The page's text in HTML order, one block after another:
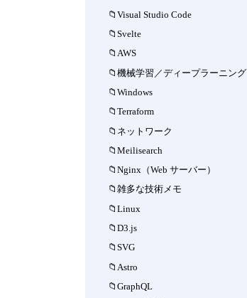
Visual Studio Code
Svelte
AWS
機械学習／ディープラーニング
Windows
Terraform
ネットワーク
Meilisearch
Nginx（Web サーバー）
雑多な技術メモ
Linux
D3.js
SVG
Astro
GraphQL